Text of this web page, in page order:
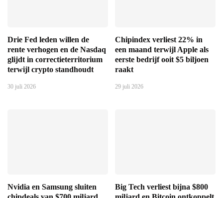
Drie Fed leden willen de
rente verhogen en de Nasdaq
glijdt in correctieterritorium
terwijl crypto standhoudt
30 juli 2026
Chipindex verliest 22% in
een maand terwijl Apple als
eerste bedrijf ooit $5 biljoen
raakt
29 juli 2026
Nvidia en Samsung sluiten
Big Tech verliest bijna $800